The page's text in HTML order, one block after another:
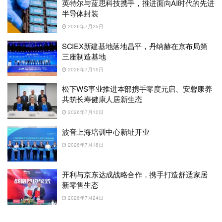
英特尔与蓝思科技携手，推进面向AI时代的先进
半导体封装
2026年7月25日
SCIEX新建基地落地昌平，丹纳赫在京布局第
三座制造基地
2026年7月15日
松下WS事业推进本部携手零度元启、安馨康养
共筑长寿健康人居新生态
2026年7月10日
波音上海培训中心新址开业
2026年7月18日
开利与京东达成战略合作，携手打造舒适家居
新零售生态
2026年7月24日